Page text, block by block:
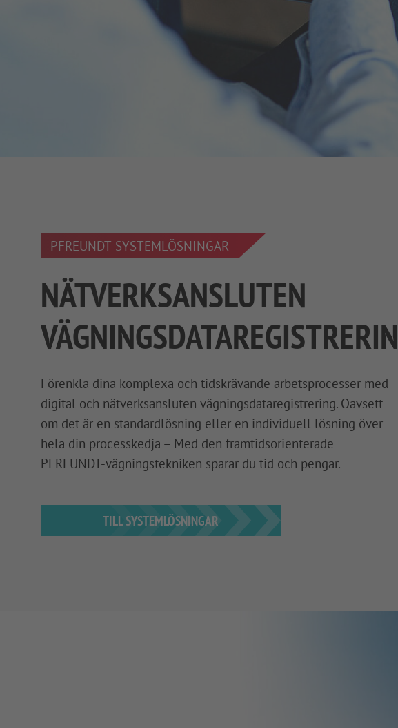
PFREUNDT-SYSTEMLÖSNINGAR
NÄTVERKSANSLUTEN
VÄGNINGSDATAREGISTRERING
Förenkla dina komplexa och tidskrävande arbetsprocesser med
digital och nätverksansluten vägningsdataregistrering. Oavsett
om det är en standardlösning eller en individuell lösning över
hela din processkedja – Med den framtidsorienterade
PFREUNDT-vägningstekniken sparar du tid och pengar.
TILL SYSTEMLÖSNINGAR